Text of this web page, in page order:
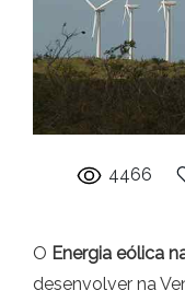
4466
O Energia eólica
desenvolver na